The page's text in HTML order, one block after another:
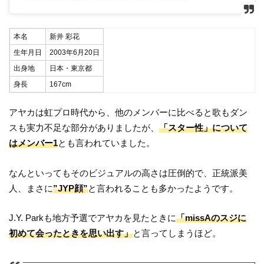
本名
新井 彩花
生年月日
2003年6月20日
出身地
日本・東京都
身長
167cm
アヤカは虹プロ時代から、他のメンバーに比べると歌もダン
スも実力不足な部分がありましたが、「スター性」について
はメンバー1とも言われていました。
なんといってもそのビジュアルの高さは圧倒的で、正統派美
人、まさに”JYP顔”と言われることも多かったようです。
J.Y. Parkも地方予選でアヤカを見たときに「missAのスジに
初めて会ったときを思い出す」と言ってしまうほど。